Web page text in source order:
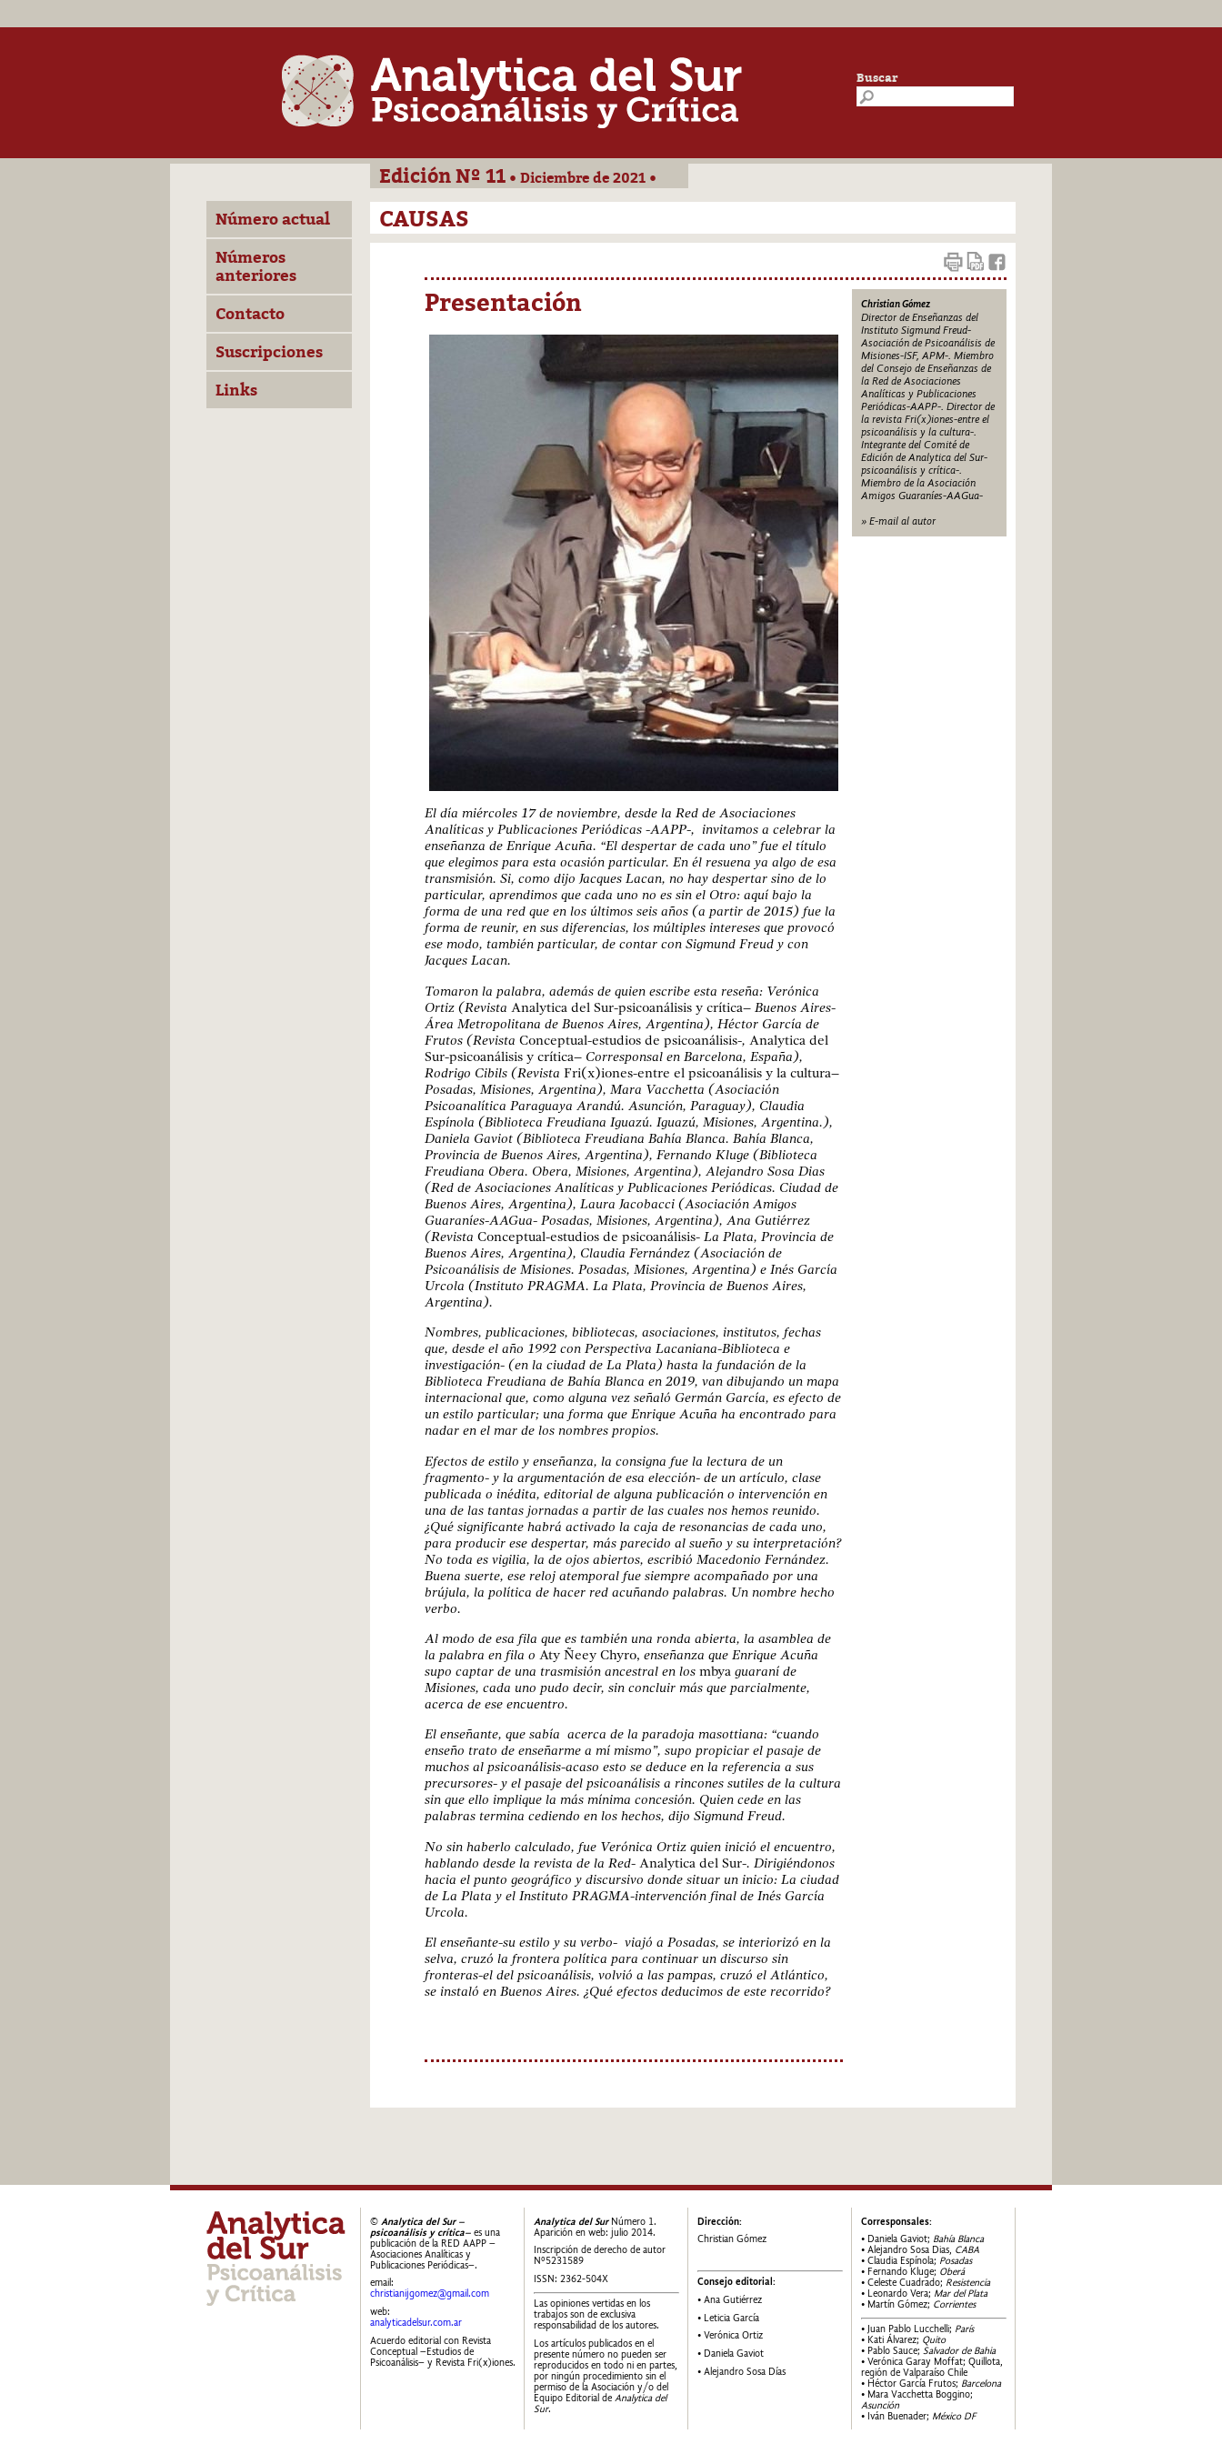
Buscar
Número actual
Números
anteriores
Contacto
Suscripciones
Links
Edición Nº 11 • Diciembre de 2021 •
CAUSAS
Presentación Christian Gómez
Director de Enseñanzas del
Instituto Sigmund Freud-
Asociación de Psicoanálisis de
Misiones-ISF, APM-. Miembro
del Consejo de Enseñanzas de
la Red de Asociaciones
Analíticas y Publicaciones
Periódicas-AAPP-. Director de
la revista Fri(x)iones-entre el
psicoanálisis y la cultura-.
Integrante del Comité de
Edición de Analytica del Sur-
psicoanálisis y crítica-.
Miembro de la Asociación
Amigos Guaraníes-AAGua-
» E-mail al autor
El día miércoles 17 de noviembre, desde la Red de Asociaciones
Analíticas y Publicaciones Periódicas -AAPP-, invitamos a celebrar la
enseñanza de Enrique Acuña. “El despertar de cada uno” fue el título
que elegimos para esta ocasión particular. En él resuena ya algo de esa
transmisión. Si, como dijo Jacques Lacan, no hay despertar sino de lo
particular, aprendimos que cada uno no es sin el Otro: aquí bajo la
forma de una red que en los últimos seis años (a partir de 2015) fue la
forma de reunir, en sus diferencias, los múltiples intereses que provocó
ese modo, también particular, de contar con Sigmund Freud y con
Jacques Lacan.
Tomaron la palabra, además de quien escribe esta reseña: Verónica
Ortiz (Revista Analytica del Sur-psicoanálisis y crítica– Buenos Aires-
Área Metropolitana de Buenos Aires, Argentina), Héctor García de
Frutos (Revista Conceptual-estudios de psicoanálisis-, Analytica del
Sur-psicoanálisis y crítica– Corresponsal en Barcelona, España),
Rodrigo Cibils (Revista Fri(x)iones-entre el psicoanálisis y la cultura–
Posadas, Misiones, Argentina), Mara Vacchetta (Asociación
Psicoanalítica Paraguaya Arandú. Asunción, Paraguay), Claudia
Espínola (Biblioteca Freudiana Iguazú. Iguazú, Misiones, Argentina.),
Daniela Gaviot (Biblioteca Freudiana Bahía Blanca. Bahía Blanca,
Provincia de Buenos Aires, Argentina), Fernando Kluge (Biblioteca
Freudiana Obera. Obera, Misiones, Argentina), Alejandro Sosa Dias
(Red de Asociaciones Analíticas y Publicaciones Periódicas. Ciudad de
Buenos Aires, Argentina), Laura Jacobacci (Asociación Amigos
Guaraníes-AAGua- Posadas, Misiones, Argentina), Ana Gutiérrez
(Revista Conceptual-estudios de psicoanálisis- La Plata, Provincia de
Buenos Aires, Argentina), Claudia Fernández (Asociación de
Psicoanálisis de Misiones. Posadas, Misiones, Argentina) e Inés García
Urcola (Instituto PRAGMA. La Plata, Provincia de Buenos Aires,
Argentina).
Nombres, publicaciones, bibliotecas, asociaciones, institutos, fechas
que, desde el año 1992 con Perspectiva Lacaniana-Biblioteca e
investigación- (en la ciudad de La Plata) hasta la fundación de la
Biblioteca Freudiana de Bahía Blanca en 2019, van dibujando un mapa
internacional que, como alguna vez señaló Germán García, es efecto de
un estilo particular; una forma que Enrique Acuña ha encontrado para
nadar en el mar de los nombres propios.
Efectos de estilo y enseñanza, la consigna fue la lectura de un
fragmento- y la argumentación de esa elección- de un artículo, clase
publicada o inédita, editorial de alguna publicación o intervención en
una de las tantas jornadas a partir de las cuales nos hemos reunido.
¿Qué significante habrá activado la caja de resonancias de cada uno,
para producir ese despertar, más parecido al sueño y su interpretación?
No toda es vigilia, la de ojos abiertos, escribió Macedonio Fernández.
Buena suerte, ese reloj atemporal fue siempre acompañado por una
brújula, la política de hacer red acuñando palabras. Un nombre hecho
verbo.
Al modo de esa fila que es también una ronda abierta, la asamblea de
la palabra en fila o Aty Ñeey Chyro, enseñanza que Enrique Acuña
supo captar de una trasmisión ancestral en los mbya guaraní de
Misiones, cada uno pudo decir, sin concluir más que parcialmente,
acerca de ese encuentro.
El enseñante, que sabía acerca de la paradoja masottiana: “cuando
enseño trato de enseñarme a mí mismo”, supo propiciar el pasaje de
muchos al psicoanálisis-acaso esto se deduce en la referencia a sus
precursores- y el pasaje del psicoanálisis a rincones sutiles de la cultura
sin que ello implique la más mínima concesión. Quien cede en las
palabras termina cediendo en los hechos, dijo Sigmund Freud.
No sin haberlo calculado, fue Verónica Ortiz quien inició el encuentro,
hablando desde la revista de la Red- Analytica del Sur-. Dirigiéndonos
hacia el punto geográfico y discursivo donde situar un inicio: La ciudad
de La Plata y el Instituto PRAGMA-intervención final de Inés García
Urcola.
El enseñante-su estilo y su verbo- viajó a Posadas, se interiorizó en la
selva, cruzó la frontera política para continuar un discurso sin
fronteras-el del psicoanálisis, volvió a las pampas, cruzó el Atlántico,
se instaló en Buenos Aires. ¿Qué efectos deducimos de este recorrido?
© Analytica del Sur –
psicoanálisis y crítica– es una
publicación de la RED AAPP –
Asociaciones Analíticas y
Publicaciones Periódicas–.
email:
christianijgomez@gmail.com
web:
analyticadelsur.com.ar
Acuerdo editorial con Revista
Conceptual –Estudios de
Psicoanálisis– y Revista Fri(x)iones.
Analytica del SurNúmero 1.
Aparición en web: julio 2014.
Inscripción de derecho de autor
Nº5231589
ISSN: 2362-504X
Las opiniones vertidas en los
trabajos son de exclusiva
responsabilidad de los autores.
Los artículos publicados en el
presente número no pueden ser
reproducidos en todo ni en partes,
por ningún procedimiento sin el
permiso de la Asociación y/o del
Equipo Editorial de Analytica del
Sur.
Dirección:
Christian Gómez
Consejo editorial:
• Ana Gutiérrez
• Leticia García
• Verónica Ortiz
• Daniela Gaviot
• Alejandro Sosa Días
Corresponsales:
• Daniela Gaviot; Bahía Blanca
• Alejandro Sosa Dias, CABA
• Claudia Espínola; Posadas
• Fernando Kluge; Oberá
• Celeste Cuadrado; Resistencia
• Leonardo Vera; Mar del Plata
• Martín Gómez; Corrientes
• Juan Pablo Lucchelli; París
• Kati Álvarez; Quito
• Pablo Sauce; Salvador de Bahia
• Verónica Garay Moffat; Quillota,
región de Valparaíso Chile
• Héctor García Frutos; Barcelona
• Mara Vacchetta Boggino;
Asunción
• Iván Buenader; México DF